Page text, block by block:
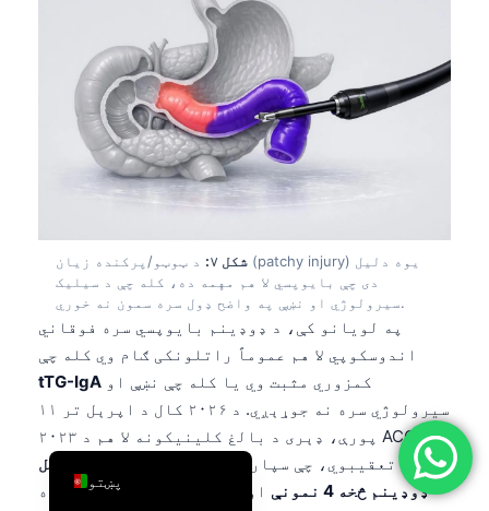
شکل ۷:
د ټوټو/پرکنده زیان (patchy injury) یوه دلیل
دی چې بایوپسي لا هم مهمه ده، کله چې د سیلیک
سیرولوژي او نښې په واضح ډول سره سمون نه خوري.
په لویانو کې، د ډوډینم بایوپسي سره فوقاني
اندوسکوپي لا هم عموماً راتلونکی ګام وي کله چې
tTG-IgA
سیرولوژي سره نه جوړېږي. د ۲۰۲۶ کال د اپرېل تر ۱۱
پورې، ډېری د بالغ کلینیکونه لا هم د ۲۰۲۳ ACG
چوکاټ تعقیبوي، چې سپارښتنه کوي لږ تر لږه
د ډسټل
ډوډینم څخه 4 نمونې
او
ځکه یوه
پښتو
English
Deutsch
العربية
Français
עִבְרִית
Italiano
Português
Ελληνικά
Türkçe
Română
简体中文